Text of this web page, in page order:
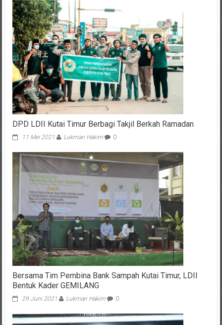
DPD LDII Kutai Timur Berbagi Takjil Berkah Ramadan
11 Mei 2021 Lukman Hakim 0
Bersama Tim Pembina Bank Sampah Kutai Timur, LDII
Bentuk Kader GEMILANG
29 Juni 2021 Lukman Hakim 0